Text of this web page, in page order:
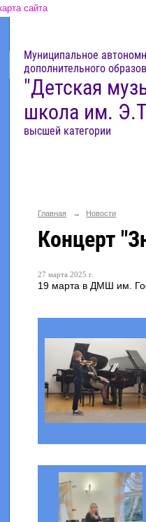
сайта
Муниципальное
дополнительного
"Детская
школа им.
высшей категории
Главная → Новости
Концерт
27 марта 2025 г.
19 марта в ДМШ им.